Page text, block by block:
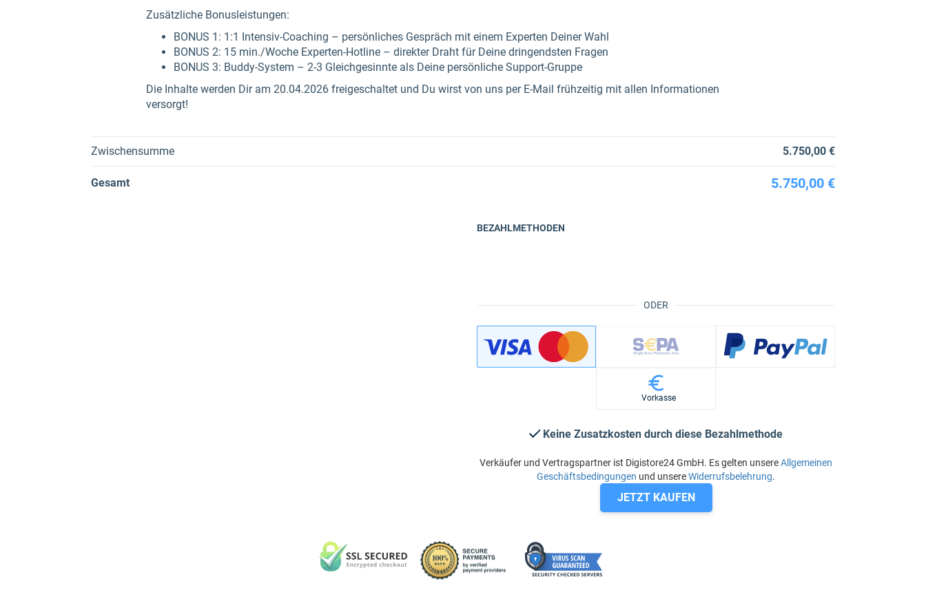
Zusätzliche Bonusleistungen:
BONUS 1: 1:1 Intensiv-Coaching – persönliches Gespräch mit einem Experten Deiner Wahl
BONUS 2: 15 min./Woche Experten-Hotline – direkter Draht für Deine dringendsten Fragen
BONUS 3: Buddy-System – 2-3 Gleichgesinnte als Deine persönliche Support-Gruppe
Die Inhalte werden Dir am 20.04.2026 freigeschaltet und Du wirst von uns per E-Mail frühzeitig mit allen Informationen
versorgt!
Zwischensumme 5.750,00 €
Gesamt 5.750,00 €
ODER
BEZAHLMETHODEN
Vorkasse
Keine Zusatzkosten durch diese Bezahlmethode
Verkäufer und Vertragspartner ist Digistore24 GmbH. Es gelten unsereAllgemeinen
Geschäftsbedingungen und unsereWiderrufsbelehrung.
JETZT KAUFEN